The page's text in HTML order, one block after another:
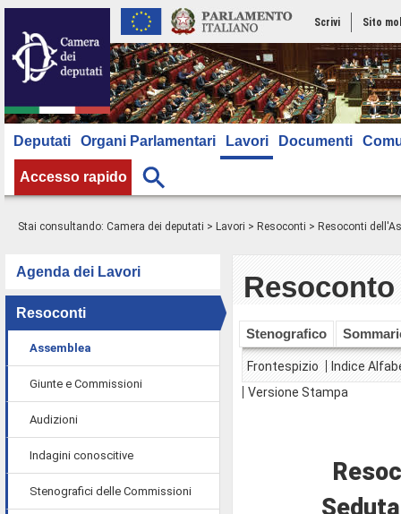
Scrivi Sito
Deputati Organi Parlamentari Lavori Documenti
Accesso rapido
Stai consultando: Camera dei deputati > Lavori > Resoconti > Resoconti
Agenda dei Lavori
Resoconti
Assemblea
Giunte e Commissioni
Audizioni
Indagini conoscitive
Stenografici delle Commissioni
Stenografico
Frontespizio
Indice
Versione Stampa